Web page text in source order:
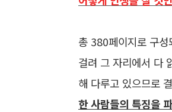
총 380페이지로 구
걸려 그 자리에서 다
해 다루고 있으므로
한 사람들의 특징을